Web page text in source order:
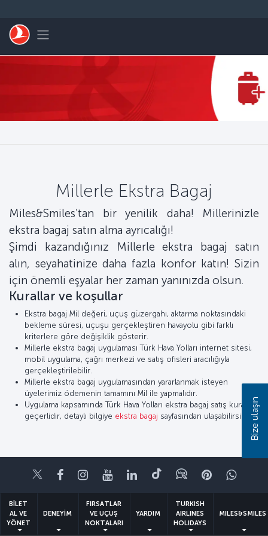
Toggle navigation
Millerle Ekstra Bagaj
Miles&Smiles’tan bir yenilik daha! Millerinizle
ekstra bagaj satın alma ayrıcalığı!
Şimdi kazandığınız Millerle ekstra bagaj satın
alın, seyahatinize daha fazla konfor katın! Sizin
için önemli eşyalar her zaman yanınızda olsun.
Kurallar ve koşullar
Ekstra bagaj Mil değeri, uçuş güzergahı, aktarma noktasındaki
bekleme süresi, uçuşu gerçekleştiren havayolu gibi farklı
kriterlere göre değişiklik gösterir.
Millerle ekstra bagaj uygulaması Türk Hava Yolları internet sitesi,
mobil uygulama, çağrı merkezi ve satış ofisleri aracılığıyla
gerçekleştirilebilir.
Millerle ekstra bagaj uygulamasından yararlanmak isteyen
üyelerimiz ödemenin tamamını Mil ile yapmalıdır.
Uygulama kapsamında Türk Hava Yolları ekstra bagaj satış kuralları
geçerlidir, detaylı bilgiye ekstra bagaj sayfasından ulaşabilirsiniz.
TwitterFacebookInstagram
YoutubeLinkedIn
TiktokBlogPinterest
BİLET
AL VE
YÖNET
DENEYİM
FIRSATLAR
VE UÇUŞ
NOKTALARI
YARDIM
TURKISH
AIRLINES
HOLIDAYS
MILES&SMILES
Bize ulaşın